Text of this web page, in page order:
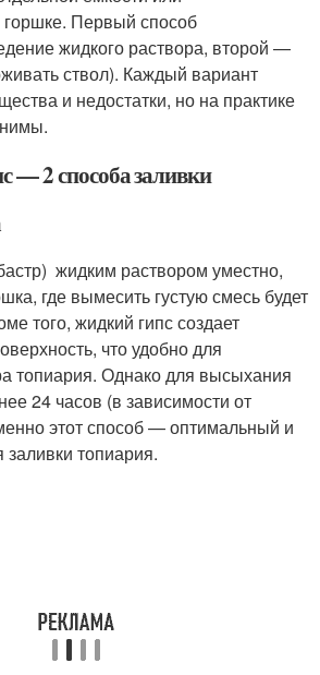
горшке. Первый способ
жидкого раствора, второй —
ствол). Каждый вариант
и недостатки, но на практике
— 2 способа заливки
жидким раствором уместно,
где вымесить густую смесь будет
того, жидкий гипс создает
что удобно для
топиария. Однако для высыхания
24 часов (в зависимости от
этот способ — оптимальный и
топиария.